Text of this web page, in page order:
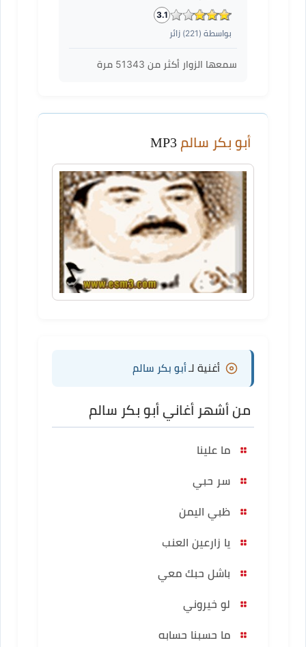
3.1
بواسطة ( 221) زائر
سمعها الزوار أكثر من 51343 مرة
أبو بكر سالم
أغنية لـأبو بكر سالم
من أشهر أغاني أبو بكر سالم
ما علينا
سر حبي
ظبي اليمن
يا زارعين العنب
باشل حبك معي
لو خيروني
ما حسبنا حسابه